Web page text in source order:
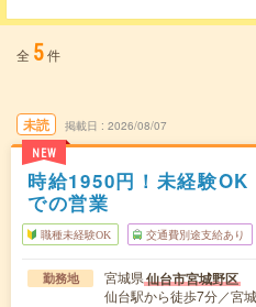
全 5件
未読
NEW
掲載日 2026/08/07
時給1950円！未経験
での営業
職種未経験OK 交通費別途支給あり
勤務地 宮城県仙台市宮城野区
仙台駅から徒歩7分／宮